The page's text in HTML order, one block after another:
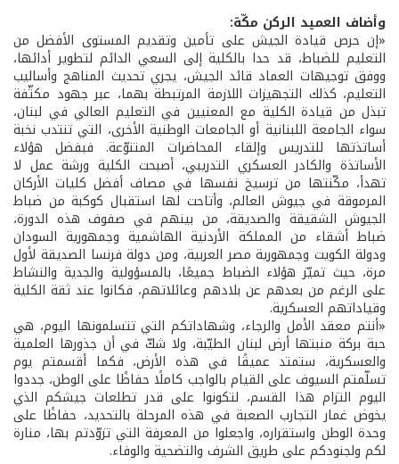
وأضاف العميد الركن مكّة:
«إن حرص قيادة الجيش على تأمين وتقديم المستوى الأفضل من
التعليم للضباط، قد حدا بالكلية إلى السعي الدائم لتطوير أدائها،
ووفق توجيهات العماد قائد الجيش، يجري تحديث المناهج وأساليب
التعليم، كذلك التجهيزات اللازمة المرتبطة بهما، عبر جهود مكثّفة
تبذل من قيادة الكلية مع المعنيين في التعليم العالي في لبنان،
سواء الجامعة اللبنانية أو الجامعات الوطنية الأخرى، التي تنتدب نخبة
أساتذتها للتدريس وإلقاء المحاضرات المتنوّعة. فبفضل هؤلاء
الأساتذة والكادر العسكري التدريبي، أصبحت الكلية ورشة عمل لا
تهدأ، مكّنتها من ترسيخ نفسها في مصاف أفضل كليات الأركان
المرموقة في جيوش العالم، وأتاحت لها استقبال كوكبة من ضباط
الجيوش الشقيقة والصديقة، من بينهم في صفوف هذه الدورة،
ضباط أشقاء من المملكة الأردنية الهاشمية وجمهورية السودان
ودولة الكويت وجمهورية مصر العربية، ومن دولة فرنسا الصديقة لأول
مرة، حيث تميّز هؤلاء الضباط جميعًا، بالمسؤولية والجدية والنشاط
على الرغم من بعدهم عن بلادهم وعائلاتهم، فكانوا عند ثقة الكلية
وقياداتهم العسكرية.
«أنتم معقد الأمل والرجاء، وشهاداتكم التي تتسلمونها اليوم، هي
حبة بركة منبتها أرض لبنان الطيّبة، ولا شكّ في أن جذورها العلمية
والعسكرية، ستمتد عميقًا في هذه الأرض، فكما أقسمتم يوم
تسلّمتم السيوف على القيام بالواجب كاملًا حفاظًا على الوطن، جددوا
اليوم التزام هذا القسم، لتكونوا على قدر تطلعات جيشكم الذي
يخوض غمار التجارب الصعبة في هذه المرحلة بالتحديد، حفاظًا على
وحدة الوطن واستقراره، واجعلوا من المعرفة التي تزوّدتم بها، منارة
لكم ولجنودكم على طريق الشرف والتضحية والوفاء.